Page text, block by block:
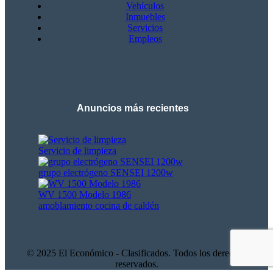
Vehículos
Inmuebles
Servicios
Empleos
Anuncios más recientes
Servicio de limpieza
grupo electrógeno SENSEI 1200w
WV 1500 Modelo 1986
amoblamiento cocina de caldén
© 2025 El Económico - Clasificados. Todos los derechos
reservados.